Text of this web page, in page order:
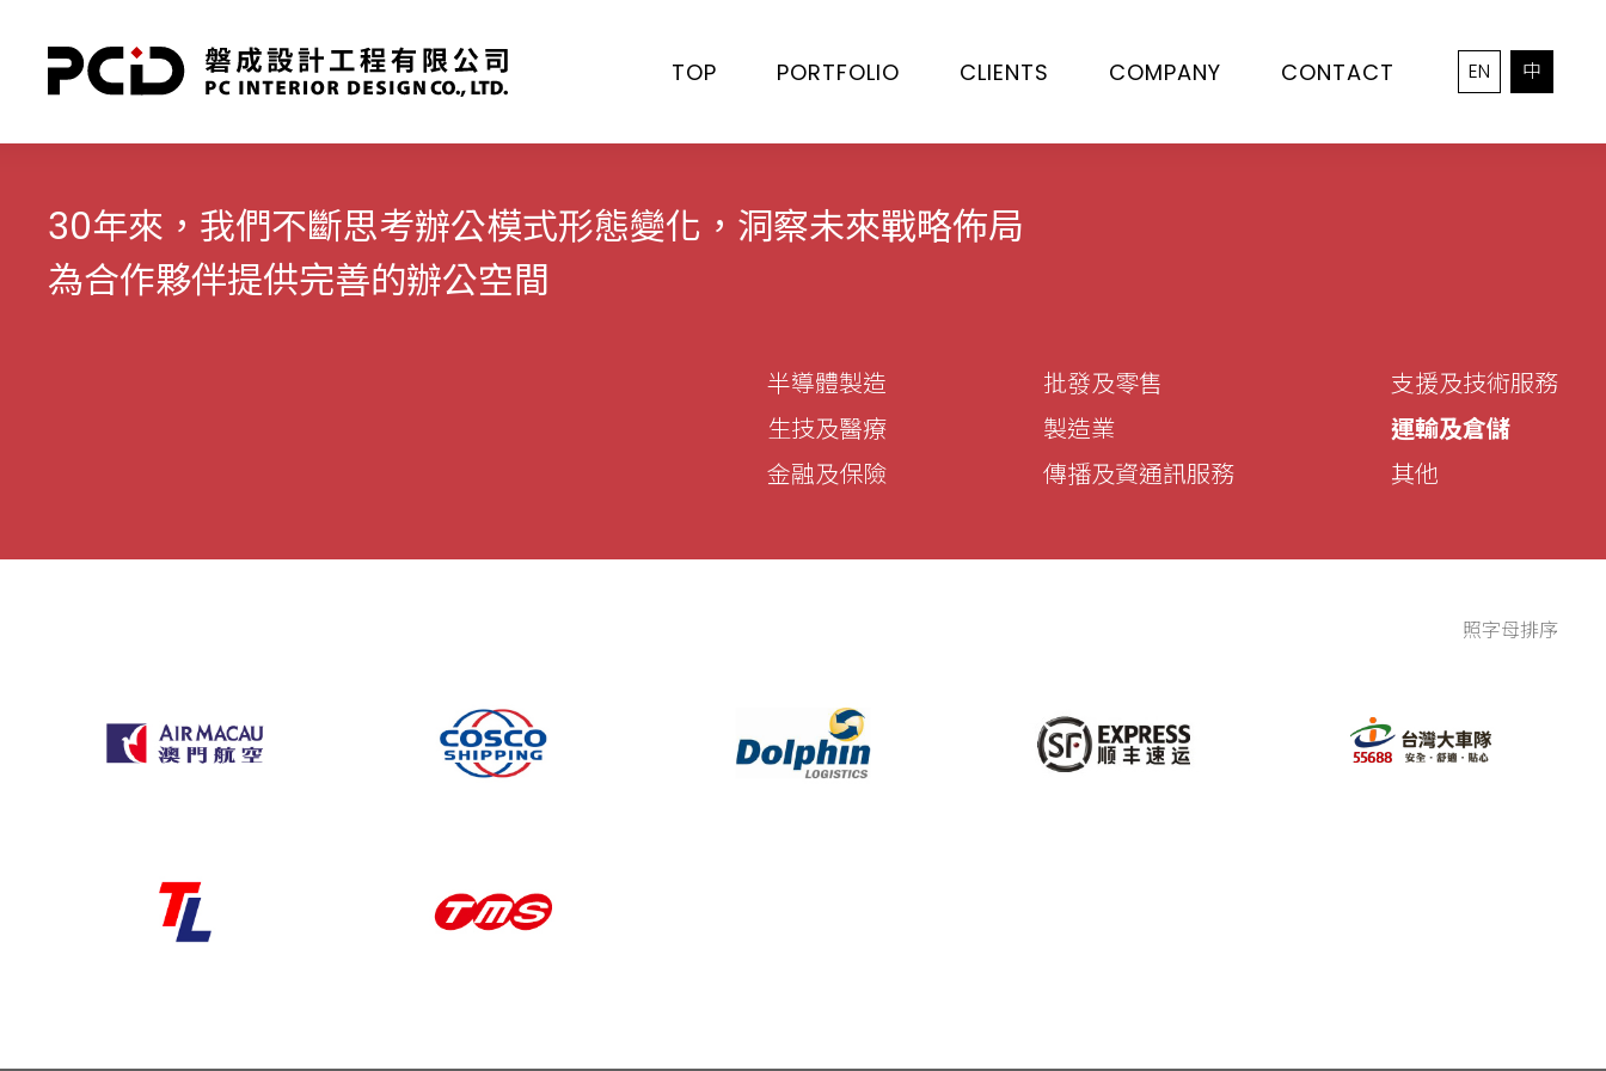
TOP PORTFOLIO CLIENTS COMPANY CONTACT EN 中
30年來，我們不斷思考辦公模式形態變化，洞察未來戰略佈局
為合作夥伴提供完善的辦公空間
半導體製造
生技及醫療
金融及保險
批發及零售
製造業
傳播及資通訊服務
支援及技術服務
運輸及倉儲
其他
照字母排序